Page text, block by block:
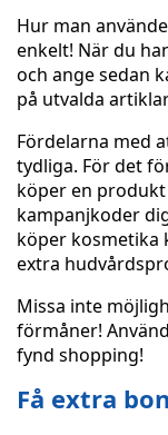
Hur man
enkelt! När du
och ange sedan
på utvalda
Fördelarna med
tydliga. För det
köper en
kampanjkoder
köper kosmetika
extra
Missa inte
förmåner!
fynd shopping!
Få extra